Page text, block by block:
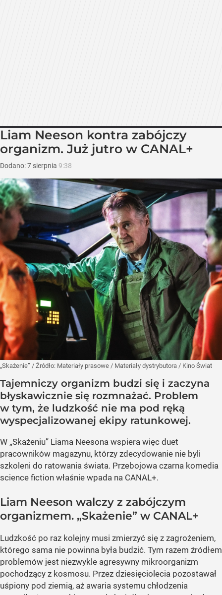
Liam Neeson kontra zabójczy
organizm. Już jutro w CANAL+
Dodano:7 sierpnia 9:38
„Skażenie” / Źródło: Materiały prasowe / Materiały dystrybutora / Kino Świat
Tajemniczy organizm budzi się i zaczyna
błyskawicznie się rozmnażać. Problem
w tym, że ludzkość nie ma pod ręką
wyspecjalizowanej ekipy ratunkowej.
W „Skażeniu” Liama Neesona wspiera więc duet
pracowników magazynu, którzy zdecydowanie nie byli
szkoleni do ratowania świata. Przebojowa czarna komedia
science fiction właśnie wpada na CANAL+.
Liam Neeson walczy z zabójczym
organizmem. „Skażenie” w CANAL+
Ludzkość po raz kolejny musi zmierzyć się z zagrożeniem,
którego sama nie powinna była budzić. Tym razem źródłem
problemów jest niezwykle agresywny mikroorganizm
pochodzący z kosmosu. Przez dziesięciolecia pozostawał
uśpiony pod ziemią, aż awaria systemu chłodzenia